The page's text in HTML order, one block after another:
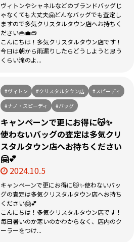
ヴィトンやシャネルなどのブランドバッグじ
ゃなくても大丈夫🤗どんなバッグでも査定し
ますので多気クリスタルタウン店へお持ちく
ださい👜💼👝
こんにちは！多気クリスタルタウン店です！
今日は朝から雨漏りしたらどうしようと思う
くらい滝のよ...
#ヴィトン #クリスタルタウン店
#スピーディ
#ナノ・スピーディ
#バッグ
キャンペーンで更にお得に😽✨
使わないバッグの査定は多気クリ
スタルタウン店へお持ちください
🤗💕
2024.10.5
キャンペーンで更にお得に😽✨使わないバッ
グの査定は多気クリスタルタウン店へお持ち
ください🤗💕
こんにちは！多気クリスタルタウン店です！
毎日暑いのか寒いのかわからなく、店内のク
ーラーをつけ...